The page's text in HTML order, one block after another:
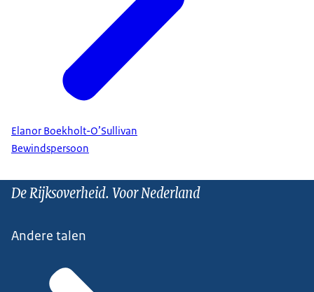
Elanor Boekholt-O’Sullivan
Bewindspersoon
De Rijksoverheid. Voor Nederland
Andere talen